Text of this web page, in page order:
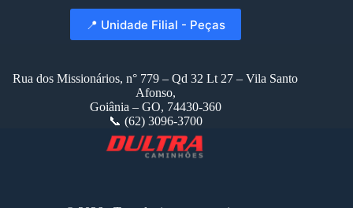
📍 Unidade Filial - Peças
Rua dos Missionários, n° 779 – Qd 32 Lt 27 – Vila Santo
Afonso,
Goiânia – GO, 74430-360
📞 (62) 3096-3700